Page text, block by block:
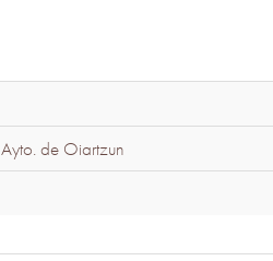
Ayto. de Oiartzun